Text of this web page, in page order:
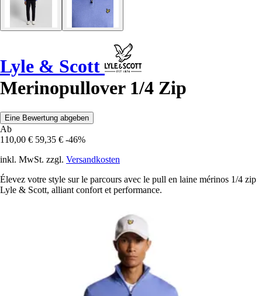
Lyle & Scott
Merinopullover 1/4 Zip
Eine Bewertung abgeben
Ab
110,00 € 59,35 € -46%
inkl. MwSt. zzgl. Versandkosten
Élevez votre style sur le parcours avec le pull en laine mérinos 1/4 zip
Lyle & Scott, alliant confort et performance.